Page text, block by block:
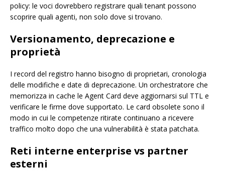
policy: le voci dovrebbero registrare quali tenant possono
scoprire quali agenti, non solo dove si trovano.
Versionamento, deprecazione e
proprietà
I record del registro hanno bisogno di proprietari, cronologia
delle modifiche e date di deprecazione. Un orchestratore che
memorizza in cache le Agent Card deve aggiornarsi sul TTL e
verificare le firme dove supportato. Le card obsolete sono il
modo in cui le competenze ritirate continuano a ricevere
traffico molto dopo che una vulnerabilità è stata patchata.
Reti interne enterprise vs partner
esterni